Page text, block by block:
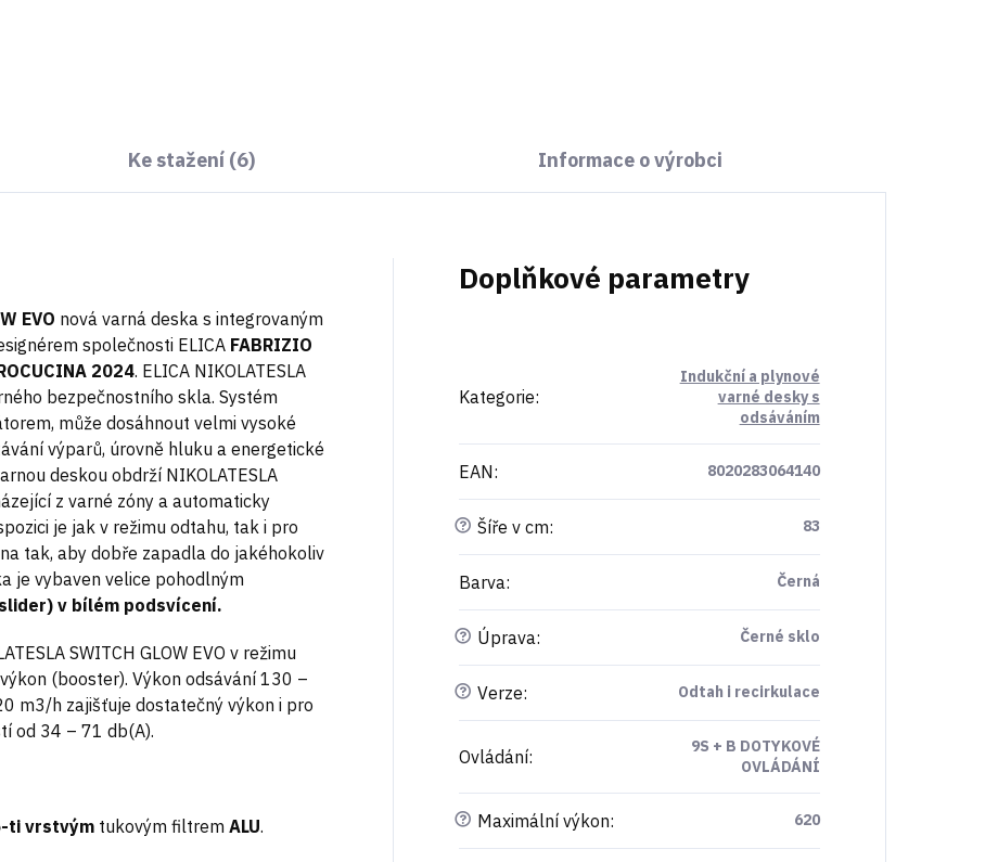
Ke stažení (6) Informace o výrobci
EVO nová varná deska s integrovaným
společnosti ELICA FABRIZIO
2024. ELICA NIKOLATESLA
bezpečnostního skla. Systém
může dosáhnout velmi vysoké
výparů, úrovně hluku a energetické
deskou obdrží NIKOLATESLA
z varné zóny a automaticky
je jak v režimu odtahu, tak i pro
tak, aby dobře zapadla do jakéhokoliv
je vybaven velice pohodlným
v bílém podsvícení.
SWITCH GLOW EVO v režimu
(booster). Výkon odsávání 130 –
m3/h zajišťuje dostatečný výkon i pro
od 34 – 71 db(A).
ti vrstvým tukovým filtrem ALU.
Doplňkové parametry
Kategorie:
Indukční a plynové
varné desky s
odsáváním
EAN: 8020283064140
? Šíře v cm: 83
Barva: Černá
? Úprava: Černé sklo
? Verze: Odtah i recirkulace
Ovládání:
9S + B DOTYKOVÉ
OVLÁDÁNÍ
? Maximální výkon: 620